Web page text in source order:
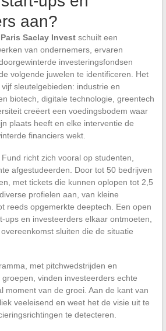
aan?
Paris Saclay Investschuilt een
van ondernemers, ervaren
doorgewinterde investeringsfondsen
volgende juwelen te identificeren. Het
sleutelgebieden: industrie en
biotech, digitale technologie, greentech
creëert een voedingsbodem waar
plaats heeft en elke interventie de
financiers wekt.
richt zich vooral op studenten,
afgestudeerden. Door tot 50 bedrijven
met tickets die kunnen oplopen tot 2,5
profielen aan, van kleine
reeds opgemerkte deeptech. Een open
ups en investeerders elkaar ontmoeten,
sluiten die de situatie
met pitchwedstrijden en
vinden investeerders echte
moment van de groei. Aan de kant van
veeleisend en weet het de visie uit te
te detecteren.